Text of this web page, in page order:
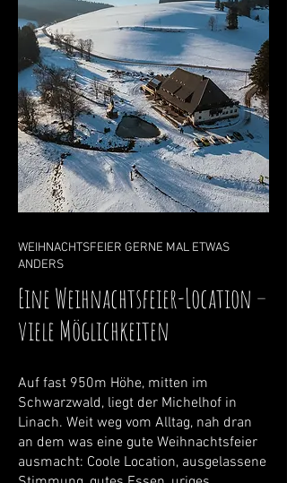
WEIHNACHTSFEIER GERNE MAL ETWAS
ANDERS
Eine Weihnachtsfeier-Location –
viele Möglichkeiten
Auf fast 950m Höhe, mitten im
Schwarzwald, liegt der Michelhof in
Linach. Weit weg vom Alltag, nah dran
an dem was eine gute Weihnachtsfeier
ausmacht: Coole Location, ausgelassene